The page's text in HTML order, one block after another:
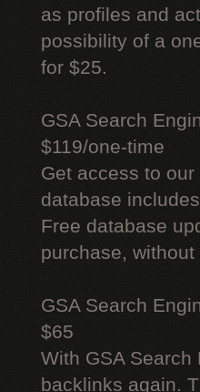
as profiles and
possibility of a
for $25.
GSA Search
$119/one-time
Get access to
database
Free database
purchase,
GSA Search
$65
With GSA
backlinks again.